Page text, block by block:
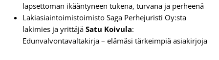
lapsettoman ikääntyneen tukena, turvana ja perheenä
Lakiasiaintoimistoimisto Saga Perhejuristi Oy:sta
lakimies ja yrittäjä Satu Koivula:
Edunvalvontavaltakirja – elämäsi tärkeimpiä asiakirjoja